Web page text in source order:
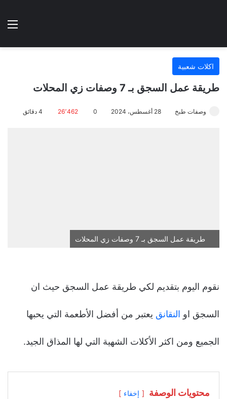
الوضع
اكلات شعبية
طريقة عمل السجق بـ 7 وصفات زي المحلات
وصفات طبخ 28 أغسطس، 2024 0 26٬462
طريقة عمل السجق بـ 7 وصفات زي المحلات
نقوم اليوم بتقديم لكي طريقة عمل السجق حيث ان
السجق او النقانق يعتبر من أفضل الأطعمة التي يحبها
الجميع ومن اكثر الأكلات الشهية التي لها المذاق الجيد.
محتويات الوصفة إخفاء